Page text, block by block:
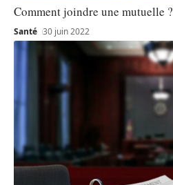
Comment joindre une mutuelle ?
Santé 30 juin 2022